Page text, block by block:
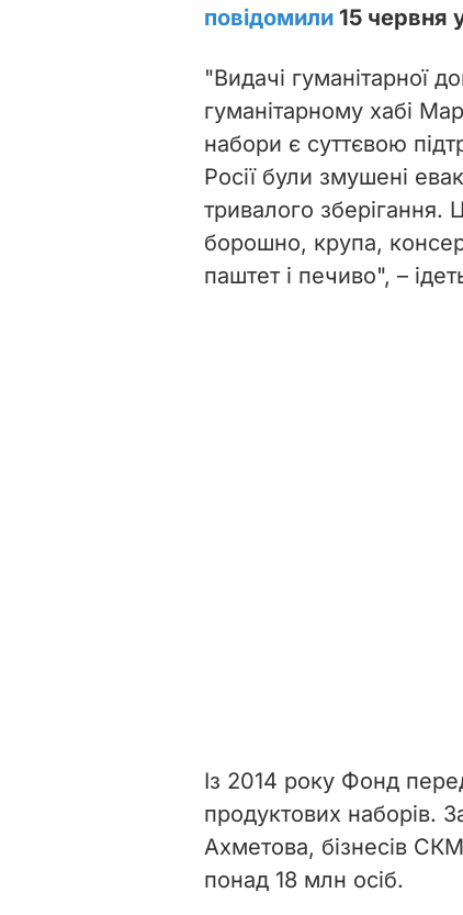
повідомили 15 червня
"Видачі гуманітарної
гуманітарному хабі
набори є суттєвою
Росії були змушені
тривалого зберігання.
борошно, крупа,
паштет і печиво", –
Із 2014 року Фонд
продуктових наборів.
Ахметова, бізнесів
понад 18 млн осіб.